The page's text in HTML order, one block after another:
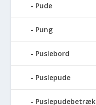
Pude
Pung
Puslebord
Puslepude
Puslepudebetræk